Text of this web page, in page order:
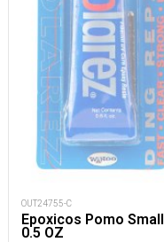
OUT24755-C
Epoxicos Pomo Small
0.5 OZ